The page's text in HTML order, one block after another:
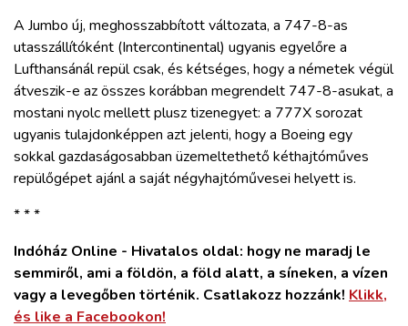
A Jumbo új, meghosszabbított változata, a 747-8-as
utasszállítóként (Intercontinental) ugyanis egyelőre a
Lufthansánál repül csak, és kétséges, hogy a németek végül
átveszik-e az összes korábban megrendelt 747-8-asukat, a
mostani nyolc mellett plusz tizenegyet: a 777X sorozat
ugyanis tulajdonképpen azt jelenti, hogy a Boeing egy
sokkal gazdaságosabban üzemeltethető kéthajtóműves
repülőgépet ajánl a saját négyhajtóművesei helyett is.
* * *
Indóház Online - Hivatalos oldal: hogy ne maradj le
semmiről, ami a földön, a föld alatt, a síneken, a vízen
vagy a levegőben történik. Csatlakozz hozzánk! Klikk,
és like a Facebookon!